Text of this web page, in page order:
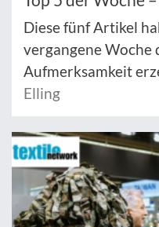
Diese fünf Artikel
vergangene Woche
Aufmerksamkeit
Elling